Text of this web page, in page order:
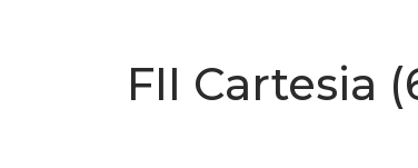
FII Cartesia